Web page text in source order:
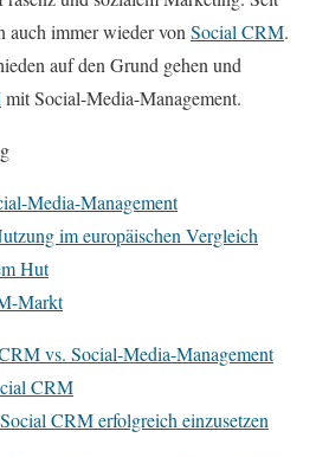
auch immer wieder von Social CRM.
auf den Grund gehen und
mit Social-Media-Management.
Media-Management
im europäischen Vergleich
Hut
Markt
vs. Social-Media-Management
CRM
CRM erfolgreich einzusetzen